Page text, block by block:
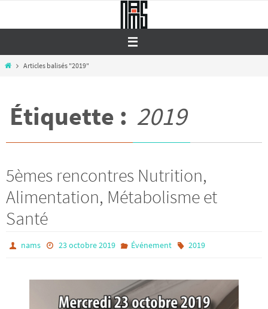
contenu
HomeArticles balisés "2019"
Étiquette : 2019
5èmes rencontres Nutrition,
Alimentation, Métabolisme et
Santé
nams 23 octobre 2019 Événement 2019